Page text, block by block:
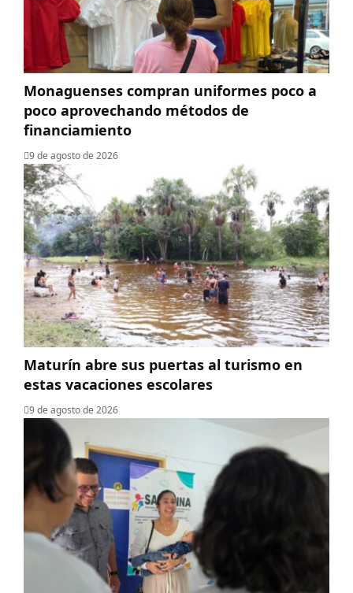
Monaguenses compran uniformes poco a
poco aprovechando métodos de
financiamiento
9 de agosto de 2026
Maturín abre sus puertas al turismo en
estas vacaciones escolares
9 de agosto de 2026